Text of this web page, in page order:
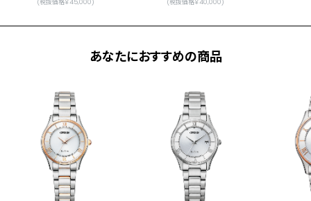
(税抜価格￥45,000) (税抜価格￥40,000)
あなたにおすすめの商品